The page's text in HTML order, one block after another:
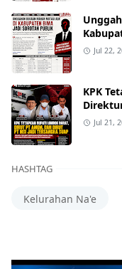
Jul 22,
KPK
Dugaan
Jul 21,
HASHTAG
Kelurahan Na'e